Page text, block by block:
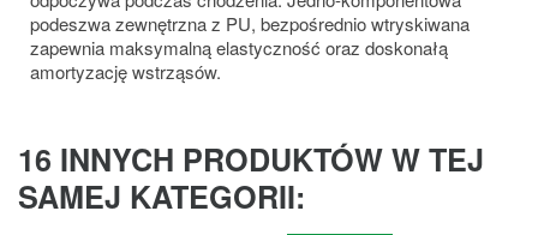
podeszwa zewnętrzna z PU, bezpośrednio wtryskiwana
zapewnia maksymalną elastyczność oraz doskonałą
amortyzację wstrząsów.
16 INNYCH PRODUKTÓW W TEJ
SAMEJ KATEGORII: